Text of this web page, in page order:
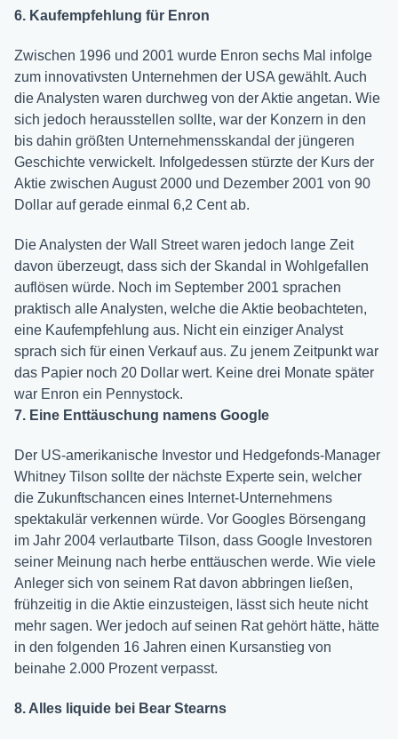
6. Kaufempfehlung für Enron
Zwischen 1996 und 2001 wurde Enron sechs Mal infolge
zum innovativsten Unternehmen der USA gewählt. Auch
die Analysten waren durchweg von der Aktie angetan. Wie
sich jedoch herausstellen sollte, war der Konzern in den
bis dahin größten Unternehmensskandal der jüngeren
Geschichte verwickelt. Infolgedessen stürzte der Kurs der
Aktie zwischen August 2000 und Dezember 2001 von 90
Dollar auf gerade einmal 6,2 Cent ab.
Die Analysten der Wall Street waren jedoch lange Zeit
davon überzeugt, dass sich der Skandal in Wohlgefallen
auflösen würde. Noch im September 2001 sprachen
praktisch alle Analysten, welche die Aktie beobachteten,
eine Kaufempfehlung aus. Nicht ein einziger Analyst
sprach sich für einen Verkauf aus. Zu jenem Zeitpunkt war
das Papier noch 20 Dollar wert. Keine drei Monate später
war Enron ein Pennystock.
7. Eine Enttäuschung namens Google
Der US-amerikanische Investor und Hedgefonds-Manager
Whitney Tilson sollte der nächste Experte sein, welcher
die Zukunftschancen eines Internet-Unternehmens
spektakulär verkennen würde. Vor Googles Börsengang
im Jahr 2004 verlautbarte Tilson, dass Google Investoren
seiner Meinung nach herbe enttäuschen werde. Wie viele
Anleger sich von seinem Rat davon abbringen ließen,
frühzeitig in die Aktie einzusteigen, lässt sich heute nicht
mehr sagen. Wer jedoch auf seinen Rat gehört hätte, hätte
in den folgenden 16 Jahren einen Kursanstieg von
beinahe 2.000 Prozent verpasst.
8. Alles liquide bei Bear Stearns